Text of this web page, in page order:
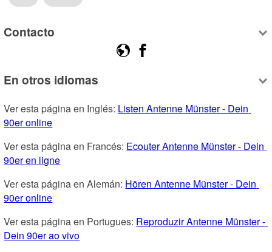
Contacto
En otros idiomas
Ver esta página en Inglés: Listen Antenne Münster - Dein
90er online
Ver esta página en Francés: Ecouter Antenne Münster - Dein
90er en ligne
Ver esta página en Alemán: Hören Antenne Münster - Dein
90er online
Ver esta página en Portugues: Reproduzir Antenne Münster -
Dein 90er ao vivo